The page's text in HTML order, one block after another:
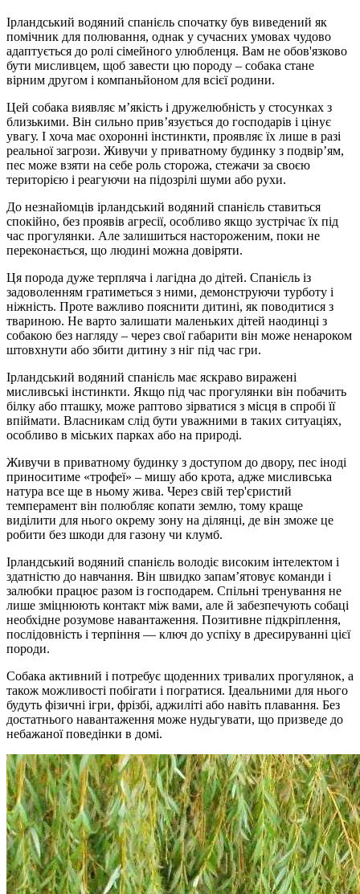
Ірландський водяний спанієль спочатку був виведений як
помічник для полювання, однак у сучасних умовах чудово
адаптується до ролі сімейного улюбленця. Вам не обов'язково
бути мисливцем, щоб завести цю породу – собака стане
вірним другом і компаньйоном для всієї родини.
Цей собака виявляє м’якість і дружелюбність у стосунках з
близькими. Він сильно прив’язується до господарів і цінує
увагу. І хоча має охоронні інстинкти, проявляє їх лише в разі
реальної загрози. Живучи у приватному будинку з подвір’ям,
пес може взяти на себе роль сторожа, стежачи за своєю
територією і реагуючи на підозрілі шуми або рухи.
До незнайомців ірландський водяний спанієль ставиться
спокійно, без проявів агресії, особливо якщо зустрічає їх під
час прогулянки. Але залишиться настороженим, поки не
переконається, що людині можна довіряти.
Ця порода дуже терпляча і лагідна до дітей. Спанієль із
задоволенням гратиметься з ними, демонструючи турботу і
ніжність. Проте важливо пояснити дитині, як поводитися з
твариною. Не варто залишати маленьких дітей наодинці з
собакою без нагляду – через свої габарити він може ненароком
штовхнути або збити дитину з ніг під час гри.
Ірландський водяний спанієль має яскраво виражені
мисливські інстинкти. Якщо під час прогулянки він побачить
білку або пташку, може раптово зірватися з місця в спробі її
впіймати. Власникам слід бути уважними в таких ситуаціях,
особливо в міських парках або на природі.
Живучи в приватному будинку з доступом до двору, пес іноді
приноситиме «трофеї» – мишу або крота, адже мисливська
натура все ще в ньому жива. Через свій тер'єристий
темперамент він полюбляє копати землю, тому краще
виділити для нього окрему зону на ділянці, де він зможе це
робити без шкоди для газону чи клумб.
Ірландський водяний спанієль володіє високим інтелектом і
здатністю до навчання. Він швидко запам’ятовує команди і
залюбки працює разом із господарем. Спільні тренування не
лише зміцнюють контакт між вами, але й забезпечують собаці
необхідне розумове навантаження. Позитивне підкріплення,
послідовність і терпіння — ключ до успіху в дресируванні цієї
породи.
Собака активний і потребує щоденних тривалих прогулянок, а
також можливості побігати і погратися. Ідеальними для нього
будуть фізичні ігри, фрізбі, аджиліті або навіть плавання. Без
достатнього навантаження може нудьгувати, що призведе до
небажаної поведінки в домі.